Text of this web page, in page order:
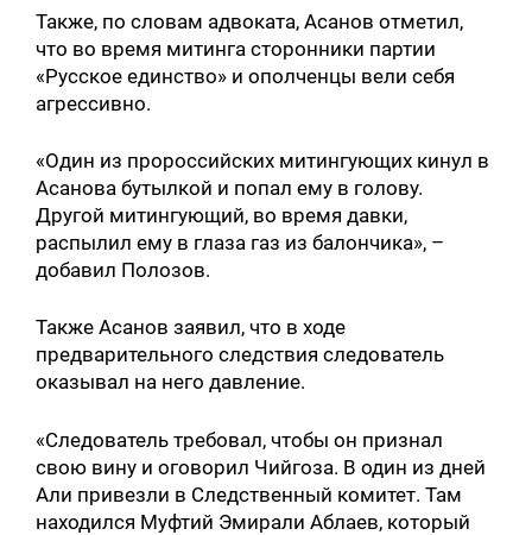
Также, по словам адвоката, Асанов отметил,
что во время митинга сторонники партии
«Русское единство» и ополченцы вели себя
агрессивно.
«Один из пророссийских митингующих кинул в
Асанова бутылкой и попал ему в голову.
Другой митингующий, во время давки,
распылил ему в глаза газ из балончика», –
добавил Полозов.
Также Асанов заявил, что в ходе
предварительного следствия следователь
оказывал на него давление.
«Следователь требовал, чтобы он признал
свою вину и оговорил Чийгоза. В один из дней
Али привезли в Следственный комитет. Там
находился Муфтий Эмирали Аблаев, который